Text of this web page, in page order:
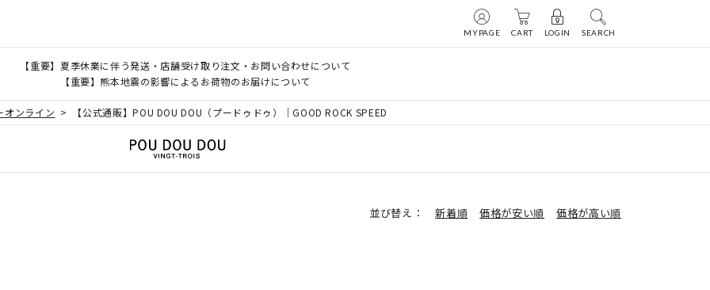
MYPAGE CART LOGIN SEARCH
【重要】夏季休業に伴う発送・店舗受け取り注文・お問い合わせについて
【重要】熊本地震の影響によるお荷物のお届けについて
オンライン 【公式通販】POU DOU DOU（プードゥドゥ）｜GOOD ROCK SPEED
並び替え 新着順 価格が安い順 価格が高い順